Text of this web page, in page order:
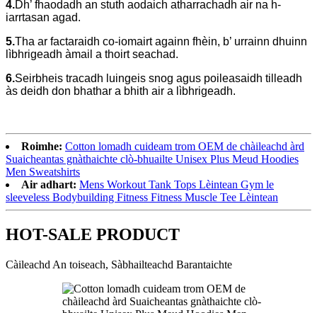
4.Dh’ fhaodadh an stuth aodaich atharrachadh air na h-
iarrtasan agad.
5.Tha ar factaraidh co-iomairt againn fhèin, b’ urrainn dhuinn
lìbhrigeadh àmail a thoirt seachad.
6.Seirbheis tracadh luingeis snog agus poileasaidh tilleadh
às deidh don bhathar a bhith air a lìbhrigeadh.
Roimhe: Cotton lomadh cuideam trom OEM de chàileachd àrd
Suaicheantas gnàthaichte clò-bhuailte Unisex Plus Meud Hoodies
Men Sweatshirts
Air adhart: Mens Workout Tank Tops Lèintean Gym le
sleeveless Bodybuilding Fitness Fitness Muscle Tee Lèintean
HOT-SALE PRODUCT
Càileachd An toiseach, Sàbhailteachd Barantaichte